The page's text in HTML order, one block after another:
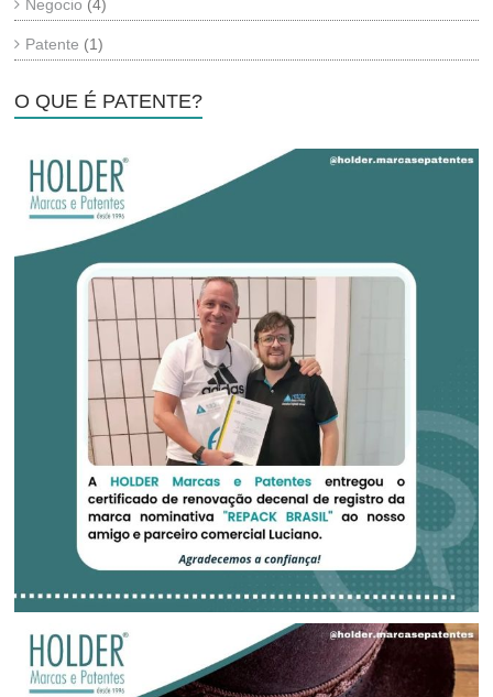
Negocio (4)
Patente (1)
O QUE É PATENTE?